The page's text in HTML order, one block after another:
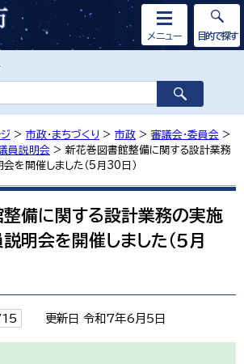
メニュー 目的で探す
> 市政・まちづくり > 市政 > 審議会・委員会 >
員説明会 > 新花巻図書館整備に関する設計業務
を開催しました（5月30日）
備に関する設計業務の実施
明会を開催しました（5月
更新日 令和7年6月5日